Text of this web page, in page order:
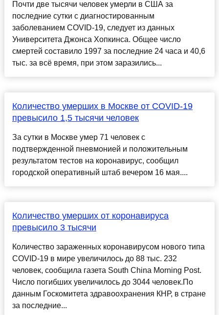
Почти две тысячи человек умерли в США за
последние сутки с диагностированным
заболеванием COVID-19, следует из данных
Университета Джонса Хопкинса. Общее число
смертей составило 1997 за последние 24 часа и 40,6
тыс. за всё время, при этом заразились...
Количество умерших в Москве от COVID-19
превысило 1,5 тысячи человек
За сутки в Москве умер 71 человек с
подтвержденной пневмонией и положительным
результатом тестов на коронавирус, сообщил
городской оперативный штаб вечером 16 мая....
Количество умерших от коронавируса
превысило 3 тысячи
Количество зараженных коронавирусом нового типа
COVID-19 в мире увеличилось до 88 тыс. 232
человек, сообщила газета South China Morning Post.
Число погибших увеличилось до 3044 человек.По
данным Госкомитета здравоохранения КНР, в стране
за последние...